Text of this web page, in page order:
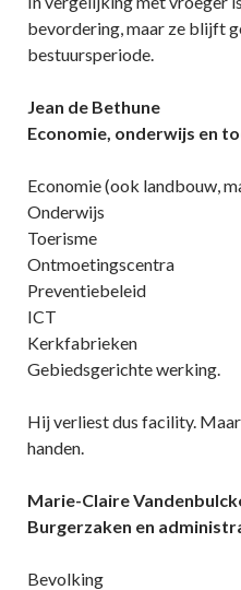
bevordering, maar ze blijft
bestuursperiode.
Jean de Bethune
Economie, onderwijs en
Economie (ook landbouw,
Onderwijs
Toerisme
Ontmoetingscentra
Preventiebeleid
ICT
Kerkfabrieken
Gebiedsgerichte werking.
Hij verliest dus facility.
handen.
Marie-Claire
Burgerzaken en
Bevolking